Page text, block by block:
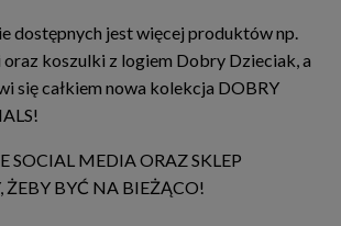
dostępnych jest więcej produktów np.
koszulki z logiem Dobry Dzieciak, a
się całkiem nowa kolekcja DOBRY
SOCIAL MEDIA ORAZ SKLEP
ŻEBY BYĆ NA BIEŻĄCO!